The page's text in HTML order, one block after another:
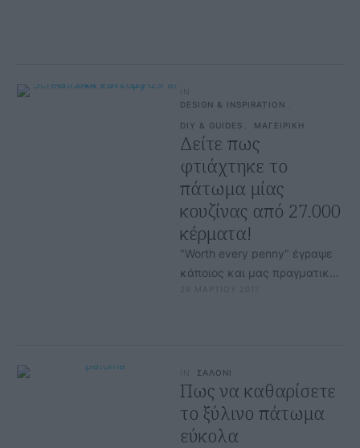
IN
DESIGN & INSPIRATION
DIY & GUIDES ΜΑΓΕΙΡΙΚΗ
Δείτε πως
φτιάχτηκε το
πάτωμα μίας
κουζίνας από 27.000
κέρματα!
"Worth every penny" έγραψε
κάποιος και μας πραγματικά
μας έκανε να γελάσουμε
29 ΜΑΡΤΙΟΥ 2017
IN ΣΑΛΟΝΙ
Πως να καθαρίσετε
το ξύλινο πάτωμα
εύκολα